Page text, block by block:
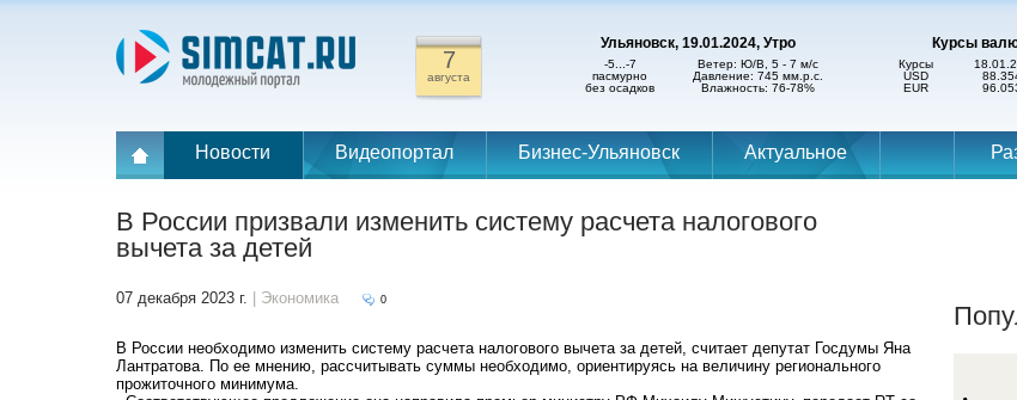
7
августа
Ульяновск, 19.01.2024, Утро
-5...-7
пасмурно
без осадков
Ветер: Ю/В, 5 - 7 м/с
Давление: 745 мм.р.с.
Влажность: 76-78%
Курсы
Курсы
USD
EUR
Новости Видеопортал Бизнес-Ульяновск Актуальное
В России призвали изменить систему расчета налогового
вычета за детей
07 декабря 2023 г. | Экономика 0
В России необходимо изменить систему расчета налогового вычета за детей, считает депутат Госдумы Яна
Лантратова. По ее мнению, рассчитывать суммы необходимо, ориентируясь на величину регионального
прожиточного минимума.